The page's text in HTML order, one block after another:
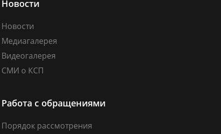
Новости
Новости
Медиагалерея
Видеогалерея
СМИ о КСП
Работа с обращениями
Порядок рассмотрения